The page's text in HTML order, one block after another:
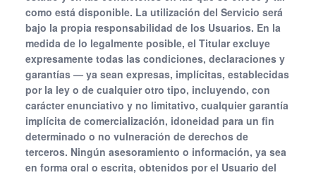
como está disponible. La utilización del Servicio será
bajo la propia responsabilidad de los Usuarios. En la
medida de lo legalmente posible, el Titular excluye
expresamente todas las condiciones, declaraciones y
garantías — ya sean expresas, implícitas, establecidas
por la ley o de cualquier otro tipo, incluyendo, con
carácter enunciativo y no limitativo, cualquier garantía
implícita de comercialización, idoneidad para un fin
determinado o no vulneración de derechos de
terceros. Ningún asesoramiento o información, ya sea
en forma oral o escrita, obtenidos por el Usuario del